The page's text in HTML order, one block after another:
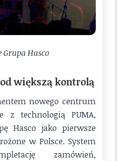
Hasco
większą kontrolą
nowego centrum
z technologią PUMA,
Hasco jako pierwsze
w Polsce. System
zamówień,